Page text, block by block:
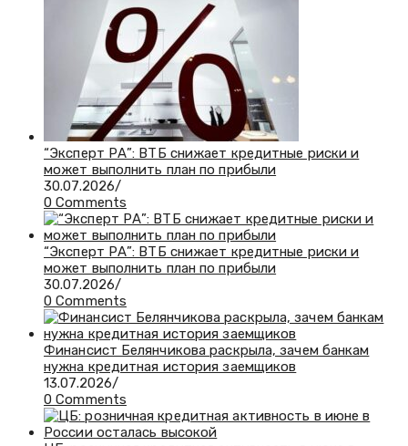
“Эксперт РА”: ВТБ снижает кредитные риски и
может выполнить план по прибыли
30.07.2026/
0 Comments
“Эксперт РА”: ВТБ снижает кредитные риски и
может выполнить план по прибыли
30.07.2026/
0 Comments
Финансист Белянчикова раскрыла, зачем банкам
нужна кредитная история заемщиков
13.07.2026/
0 Comments